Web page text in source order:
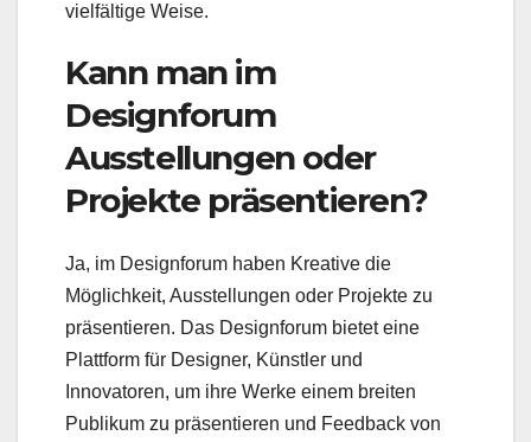
vielfältige Weise.
Kann man im
Designforum
Ausstellungen oder
Projekte präsentieren?
Ja, im Designforum haben Kreative die
Möglichkeit, Ausstellungen oder Projekte zu
präsentieren. Das Designforum bietet eine
Plattform für Designer, Künstler und
Innovatoren, um ihre Werke einem breiten
Publikum zu präsentieren und Feedback von